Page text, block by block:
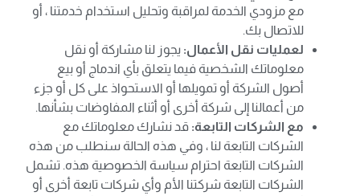
مع مزودي الخدمة لمراقبة وتحليل استخدام خدمتنا ، أو
للاتصال بك.
لعمليات نقل الأعمال: يجوز لنا مشاركة أو نقل
معلوماتك الشخصية فيما يتعلق بأي اندماج أو بيع
أصول الشركة أو تمويلها أو الاستحواذ على كل أو جزء
من أعمالنا إلى شركة أخرى أو أثناء المفاوضات بشأنها.
مع الشركات التابعة: قد نشارك معلوماتك مع
الشركات التابعة لنا ، وفي هذه الحالة سنطلب من هذه
الشركات التابعة احترام سياسة الخصوصية هذه. تشمل
الشركات التابعة شركتنا الأم وأي شركات تابعة أخرى أو